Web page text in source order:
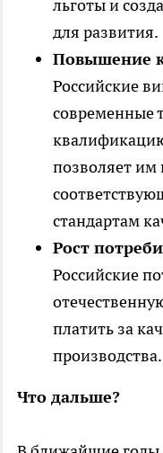
льготы и
для развития.
Повышение
Российские
современные
позволяет им
стандартам
Рост
Российские
платить за
производства.
Что дальше?